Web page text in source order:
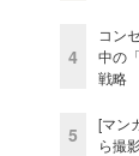
4
コン
中の
戦略
5
[マン
ら撮